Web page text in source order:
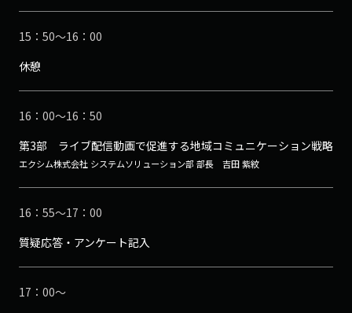
15：50～16：00
休憩
16：00～16：50
第3部 ライブ配信動画で促進する地域コミュニケーション戦略
エクシム株式会社 システムソリューション部 部長 吉田 紫紋
16：55～17：00
質疑応答・アンケート記入
17：00～